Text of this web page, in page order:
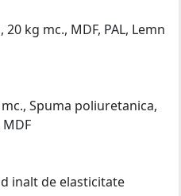
kg mc., MDF, PAL, Lemn
Spuma poliuretanica,
MDF
inalt de elasticitate